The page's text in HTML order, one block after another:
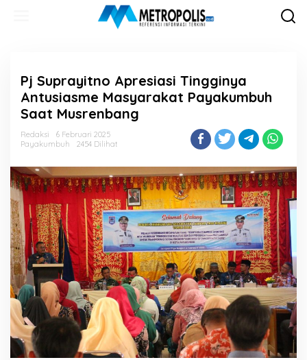
Pj Suprayitno Apresiasi Tingginya
Antusiasme Masyarakat Payakumbuh
Saat Musrenbang
Redaksi
6 Februari 2025
Payakumbuh
2454 Dilihat